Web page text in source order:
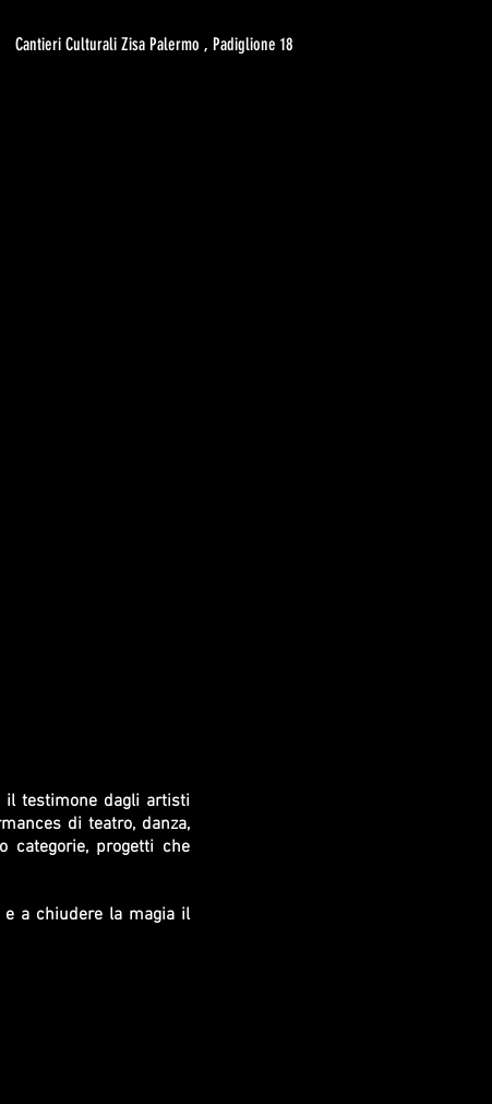
Cantieri Culturali Zisa Palermo , Padiglione 18
il testimone dagli artisti
di teatro, danza,
categorie, progetti che
a chiudere la magia il